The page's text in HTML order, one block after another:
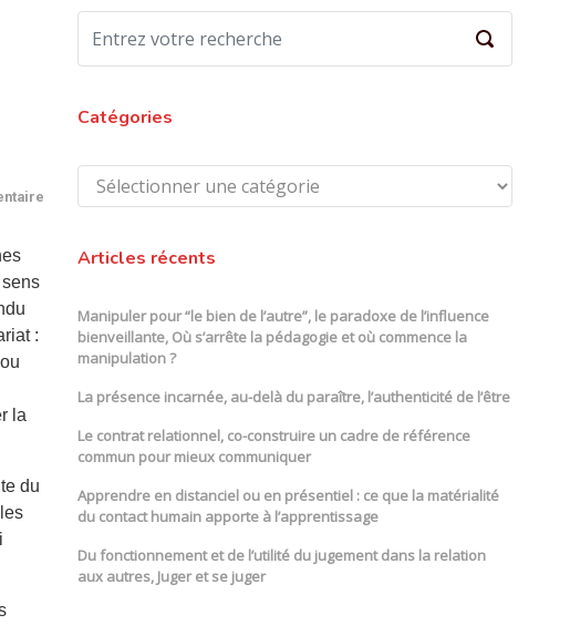
:
la
du
Catégories
Catégories
Articles récents
Manipuler pour “le bien de l’autre”, le paradoxe de l’influence
bienveillante, Où s’arrête la pédagogie et où commence la
manipulation ?
La présence incarnée, au-delà du paraître, l’authenticité de l’être
Le contrat relationnel, co-construire un cadre de référence
commun pour mieux communiquer
Apprendre en distanciel ou en présentiel : ce que la matérialité
du contact humain apporte à l’apprentissage
Du fonctionnement et de l’utilité du jugement dans la relation
aux autres, Juger et se juger